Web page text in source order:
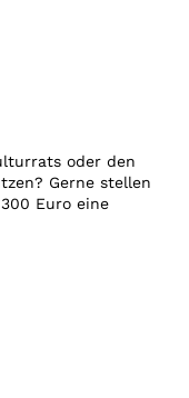
oder den
Gerne stellen
Euro eine